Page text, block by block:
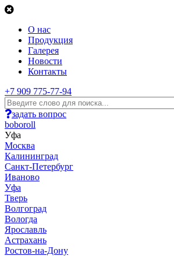
О нас
Продукция
Галерея
Новости
Контакты
+7 909 775-77-94
задать вопрос
boboroll
Уфа
Москва
Калининград
Санкт-Петербург
Иваново
Уфа
Тверь
Волгоград
Вологда
Ярославль
Астрахань
Ростов-на-Дону